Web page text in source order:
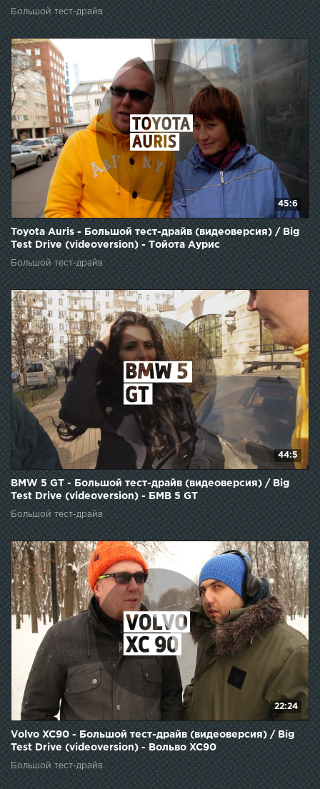
Большой тест-драйв
45:6
Toyota Auris - Большой тест-драйв (видеоверсия) / Big
Test Drive (videoversion) - Тойота Аурис
Большой тест-драйв
44:5
BMW 5 GT - Большой тест-драйв (видеоверсия) / Big
Test Drive (videoversion) - БМВ 5 GT
Большой тест-драйв
22:24
Volvo XC90 - Большой тест-драйв (видеоверсия) / Big
Test Drive (videoversion) - Вольво XC90
Большой тест-драйв